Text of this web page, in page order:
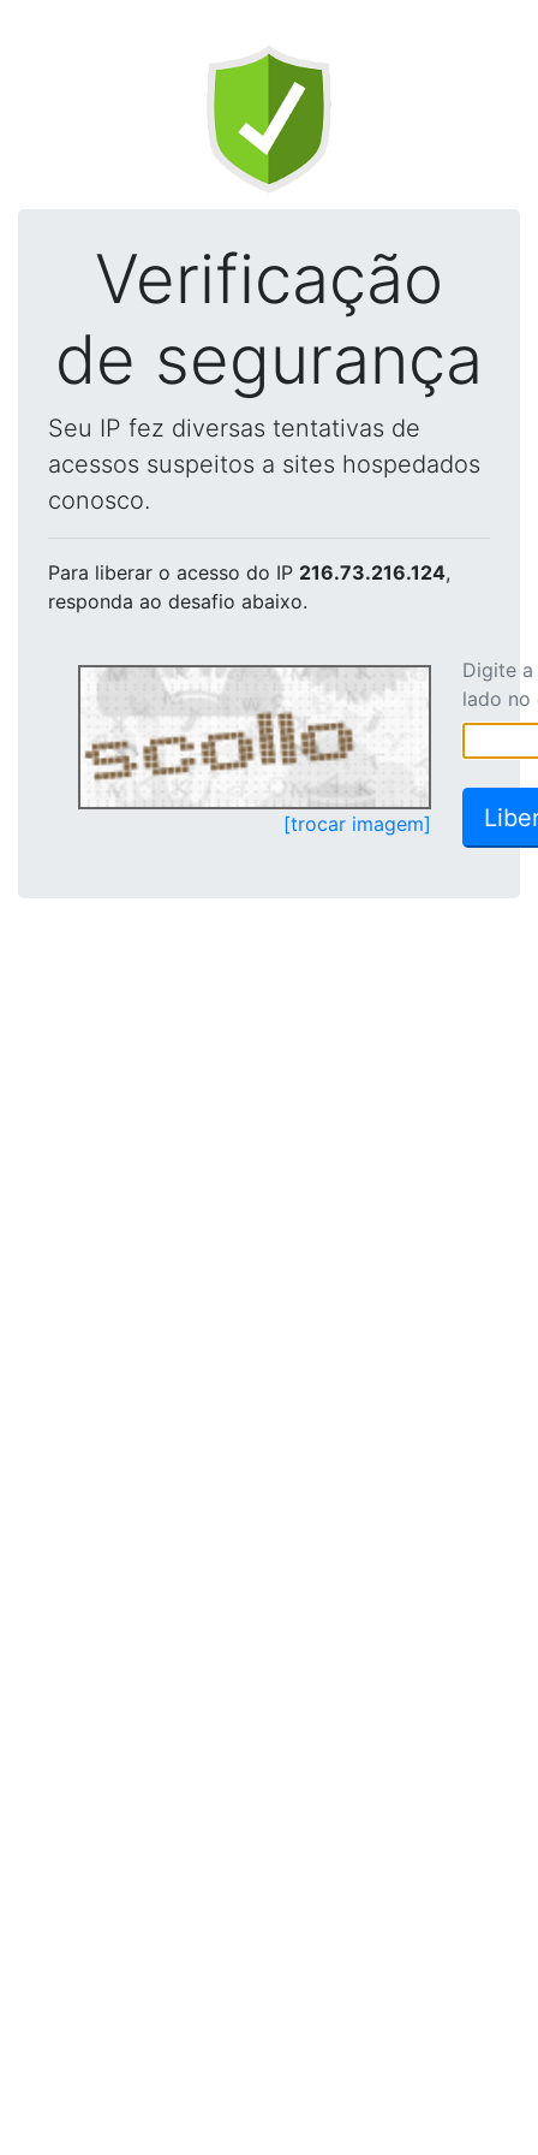
Verificação
de segurança
Seu IP fez diversas tentativas de
acessos suspeitos a sites hospedados
conosco.
Para liberar o acesso do IP 216.73.216.124,
responda ao desafio abaixo.
[trocar imagem]
Digite
lado no